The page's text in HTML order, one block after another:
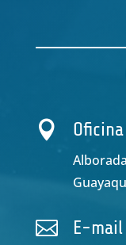
 Oficina
 E-mail